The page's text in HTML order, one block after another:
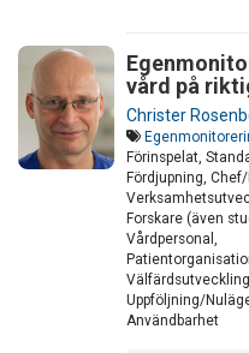
vård på
Christer
Förinspelat,
Fördjupning,
Forskare (även
Vårdpersonal,
Uppföljning/
Användbarhet